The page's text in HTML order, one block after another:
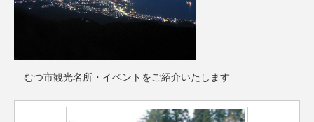
むつ市観光名所・イベントをご紹介いたします